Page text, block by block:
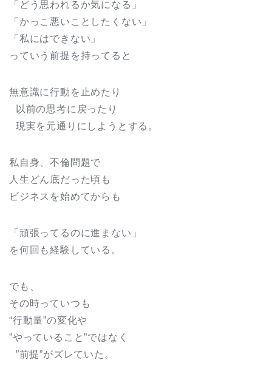
「どう思われるか気になる」
「かっこ悪いことしたくない」
「私にはできない」
っていう前提を持ってると
無意識に行動を止めたり
以前の思考に戻ったり
現実を元通りにしようとする。
私自身、不倫問題で
人生どん底だった頃も
ビジネスを始めてからも
「頑張ってるのに進まない」
を何回も経験している。
でも、
その時っていつも
“行動量”の変化や
”やっていること”ではなく
”前提”がズレていた。